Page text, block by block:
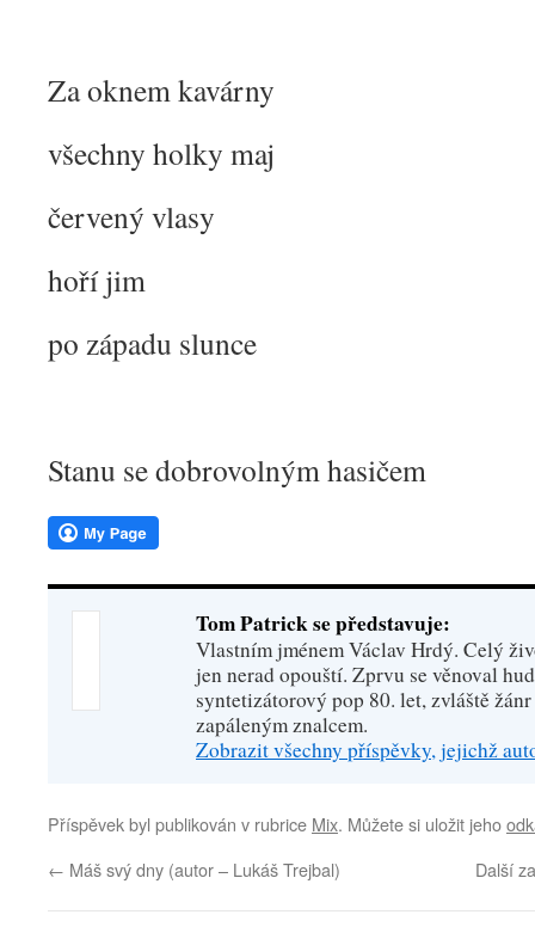
Za oknem kavárny
všechny holky maj
červený vlasy
hoří jim
po západu slunce
Stanu se dobrovolným hasičem
Tom Patrick se představuje:
Vlastním jménem Václav Hrdý. Celý
jen nerad opouští. Zprvu se věnoval
syntetizátorový pop 80. let, zvláště
zapáleným znalcem.
Zobrazit všechny příspěvky, jejichž
Příspěvek byl publikován v rubrice Mix. Můžete si uložit jeho
← Máš svý dny (autor – Lukáš Trejbal) Další